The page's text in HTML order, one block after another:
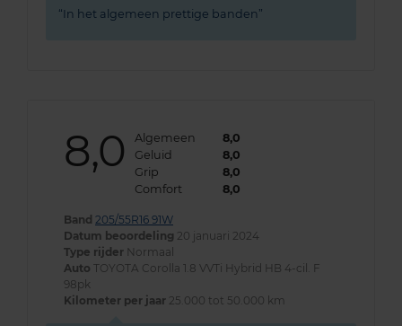
In het algemeen prettige banden
8,0 Algemeen
8,0
Geluid
8,0
Grip
8,0
Comfort
8,0
Band 205/55R16 91W
Datum beoordeling 20 januari 2024
Type rijder Normaal
Auto TOYOTA Corolla 1.8 VVTi Hybrid HB 4-cil. F
98pk
Kilometer per jaar 25.000 tot 50.000 km